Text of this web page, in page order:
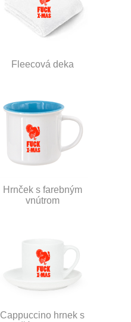
Fleecová deka
Hrnček s farebným
vnútrom
Cappuccino hrnek s